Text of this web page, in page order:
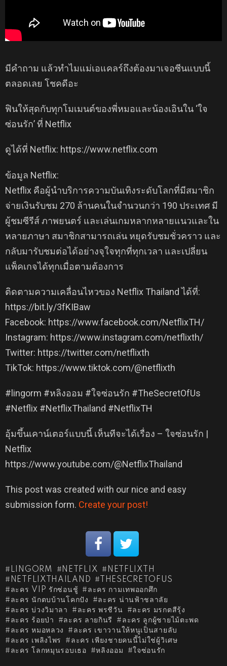
มีคำถาม แล้วทำไมแม่เอแคลร์ถึงต้องมาเจอซีนแบบนี้
ตลอดเลย โชคดีอะ
ฟินให้สุดกับทุกโมเมนต์ของพี่หมอและน้องเอินใน ‘ใจ
ซ่อนรัก’ ที่ Netflix
ดูได้ที่ Netflix: https://www.netflix.com
ข้อมูล Netflix:
Netflix คือผู้นำบริการความบันเทิงระดับโลกที่มีสมาชิก
จ่ายเงินรับชม 270 ล้านคนในจำนวนกว่า 190 ประเทศ มี
ผู้ชมซีรีส์ ภาพยนตร์ และเล่นเกมหลากหลายแนวและใน
หลายภาษา สมาชิกสามารถเล่น หยุดรับชมชั่วคราว และ
กลับมารับชมต่อได้อย่างจุใจทุกที่ทุกเวลา และเปลี่ยน
แพ็คเกจได้ทุกเมื่อตามต้องการ
ติดตามความเคลื่อนไหวของ Netflix Thailand ได้ที่:
https://bit.ly/3fKIBaw
Facebook: https://www.facebook.com/NetflixTH/
Instagram: https://www.instagram.com/netflixth/
Twitter: https://twitter.com/netflixth
TikTok: https://www.tiktok.com/@netflixth
#lingorm #หลิงออม #ใจซ่อนรัก #TheSecretOfUs
#Netflix #NetflixThailand #NetflixTH
อุ้มขึ้นเคาน์เตอร์แบบนี้ เห็นทีจะได้เรื่อง – ใจซ่อนรัก |
Netflix
https://www.youtube.com/@NetflixThailand
This post was created with our nice and easy
submission form. Create your post!
LINGORM NETFLIX
NETFLIXTH
NETFLIXTHAILAND
THESECRETOFUS
ละคร VIP รักซ่อนชู้
ละคร กามเทพออกศึก
ละคร นักตบบ้านโคกปัง
ละคร น่านฟ้าชลาลัย
ละคร บ่วงวิมาลา
ละคร พรชีวัน
ละคร มรกตสีรุ้ง
ละคร ร้อยป่า
ละคร ลายกินรี
ละคร ลูกผู้ชายไม้ตะพด
ละคร หมอหลวง
ละคร เขาวานให้หนูเป็นสายลับ
ละคร เพลิงไพร
ละคร เพียงชายคนนี้ไม่ใช่ผู้วิเศษ
ละคร โลกหมุนรอบเธอ
หลิงออม ใจซ่อนรัก